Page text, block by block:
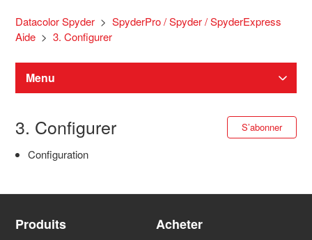
Datacolor Spyder
SpyderPro / Spyder / SpyderExpress
Aide
3. Configurer
Menu
Spyder étalonnage d'écran
3. Configurer S’abonner
Configuration
Produits Acheter